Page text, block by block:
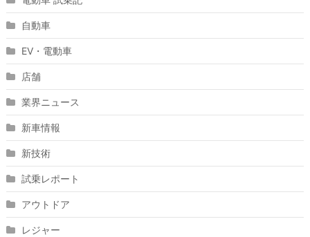
自動車
EV・電動車
店舗
業界ニュース
新車情報
新技術
試乗レポート
アウトドア
レジャー